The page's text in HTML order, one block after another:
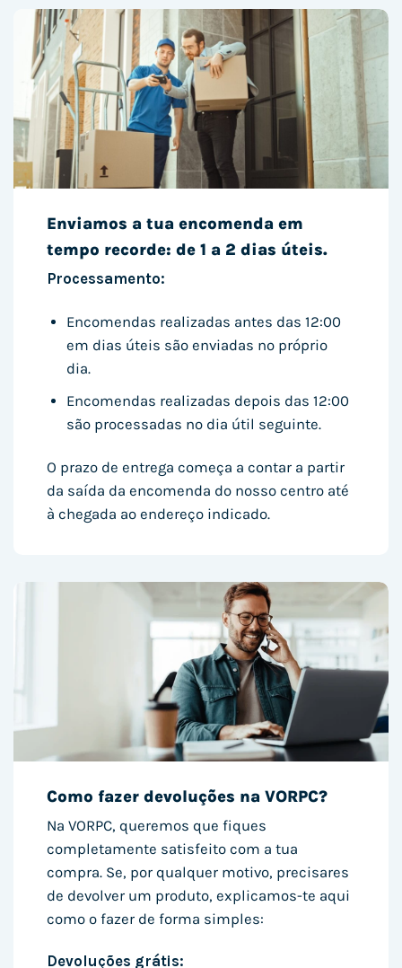
Enviamos a tua encomenda em
tempo recorde: de 1 a 2 dias úteis.
Processamento:
Encomendas realizadas antes das 12:00
em dias úteis são enviadas no próprio
dia.
Encomendas realizadas depois das 12:00
são processadas no dia útil seguinte.
O prazo de entrega começa a contar a partir
da saída da encomenda do nosso centro até
à chegada ao endereço indicado.
Como fazer devoluções na VORPC?
Na VORPC, queremos que fiques
completamente satisfeito com a tua
compra. Se, por qualquer motivo, precisares
de devolver um produto, explicamos-te aqui
como o fazer de forma simples:
Devoluções grátis: